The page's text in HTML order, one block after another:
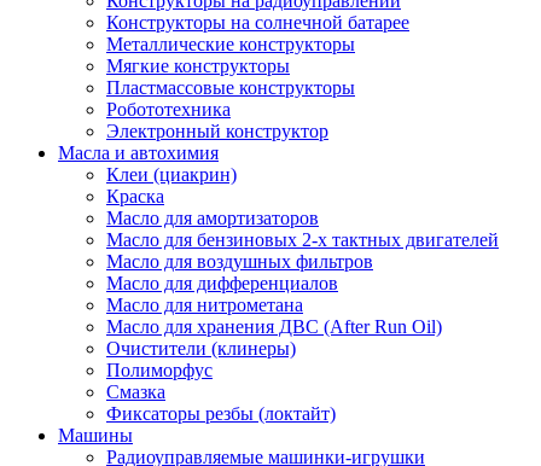
Конструкторы на солнечной батарее
Металлические конструкторы
Мягкие конструкторы
Пластмассовые конструкторы
Робототехника
Электронный конструктор
Масла и автохимия
Клеи (циакрин)
Краска
Масло для амортизаторов
Масло для бензиновых 2-х тактных двигателей
Масло для воздушных фильтров
Масло для дифференциалов
Масло для нитрометана
Масло для хранения ДВС (After Run Oil)
Очистители (клинеры)
Полиморфус
Смазка
Фиксаторы резбы (локтайт)
Машины
Радиоуправляемые машинки-игрушки